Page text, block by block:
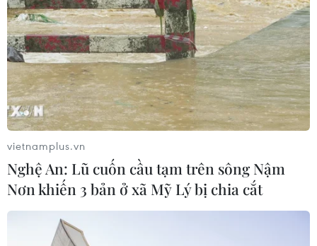
vietnamplus.vn
Nghệ An: Lũ cuốn cầu tạm trên sông Nậm
Nơn khiến 3 bản ở xã Mỹ Lý bị chia cắt